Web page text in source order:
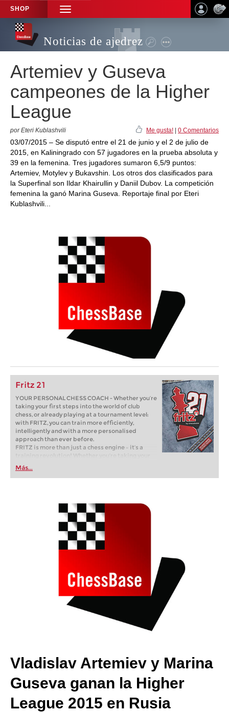
SHOP
TOGGLE
NAVIGATION
Noticias de ajedrez
Artemiev y Guseva
campeones de la Higher
League
por Eteri Kublashvili Me gusta! 0 Comentarios
03/07/2015 – Se disputó entre el 21 de junio y el 2 de julio de
2015, en Kaliningrado con 57 jugadores en la prueba absoluta y
39 en la femenina. Tres jugadores sumaron 6,5/9 puntos:
Artemiev, Motylev y Bukavshin. Los otros dos clasificados para
la Superfinal son Ildar Khairullin y Daniil Dubov. La competición
femenina la ganó Marina Guseva. Reportaje final por Eteri
Kublashvili...
Fritz 21
YOUR PERSONAL CHESS COACH - Whether you’re
taking your first steps into the world of club
chess, or already playing at a tournament level:
with FRITZ, you can train more efficiently,
intelligently and with a more personalised
approach than ever before.
FRITZ is more than just a chess engine – it’s a
training revolution! Whether you’re taking your
first steps into the world of club chess, or already
playing at a tournament level: with FRITZ, you can
train more efficiently, intelligently and with a
Más...
Vladislav Artemiev y Marina
Guseva ganan la Higher
League 2015 en Rusia